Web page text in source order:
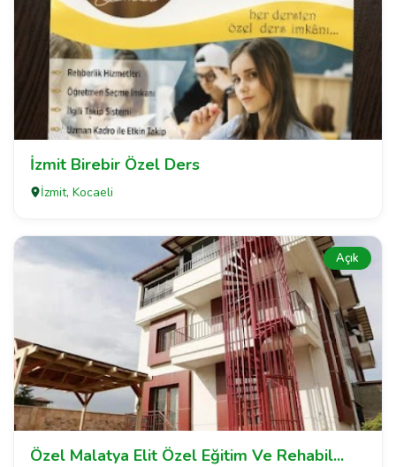
İzmit Birebir Özel Ders
İzmit, Kocaeli
Açık
Özel Malatya Elit Özel Eğitim Ve Rehabil...